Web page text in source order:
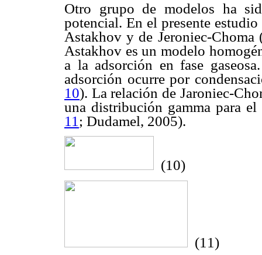
Otro grupo de modelos ha
potencial. En el presente
Astakhov y de Jeroniec-
Astakhov es un modelo
a la adsorción en fase
adsorción ocurre por
10). La relación de Jaroniec-
una distribución gamma para
11 ; Dudamel, 2005).
(10)
(11)